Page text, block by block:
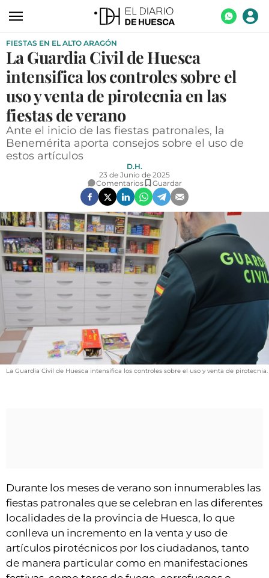
ACTUALIDAD
ECONOMÍA
TURISMO
AGROALIMENTACIÓN
DEPORTES
OPINIÓN
GALERÍAS
VÍDEOS
CONTACTAR
CARTELERA
FARMACIAS
FIESTAS EN EL ALTO ARAGÓN
La Guardia Civil de Huesca
intensifica los controles sobre el
uso y venta de pirotecnia en las
fiestas de verano
Ante el inicio de las fiestas patronales, la
Benemérita aporta consejos sobre el uso de
estos artículos
D.H.
23 de Junio de 2025
Comentarios
Guardar
La Guardia Civil de Huesca intensifica los controles sobre el uso y venta de pirotecnia.
Durante los meses de verano son innumerables las
fiestas patronales que se celebran en las diferentes
localidades de la provincia de Huesca, lo que
conlleva un incremento en la venta y uso de
artículos pirotécnicos por los ciudadanos, tanto
de manera particular como en manifestaciones